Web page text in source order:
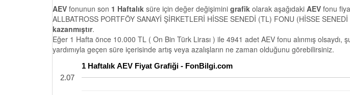
AEV fonunun son 1 Haftalık süre için değer değişimini grafik olarak aşağıdaki AEV fonu
ALLBATROSS PORTFÖY SANAYİ ŞİRKETLERİ HİSSE SENEDİ (TL) FONU (HİSSE
kazanmıştır.
Eğer 1 Hafta önce 10.000 TL ( On Bin Türk Lirası ) ile 4941 adet AEV fonu alınmış olsaydı,
yardımıyla geçen süre içerisinde artış veya azalışların ne zaman olduğunu görebilirsiniz.
1 Haftalık AEV Fiyat Grafiği - FonBilgi.com
2.07